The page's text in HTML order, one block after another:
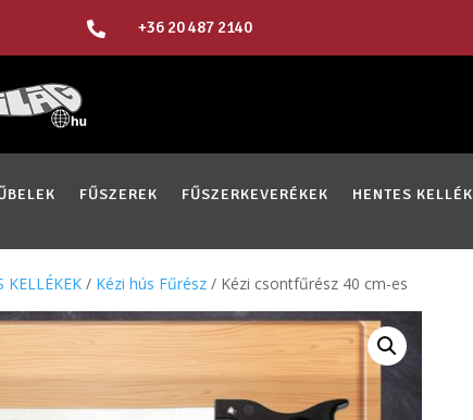
 +36 20 487 2140
FŰSZEREK FŰSZERKEVERÉKEK
HENTES
KELLÉKEK / Kézi hús Fűrész / Kézi csontfűrész 40 cm-es